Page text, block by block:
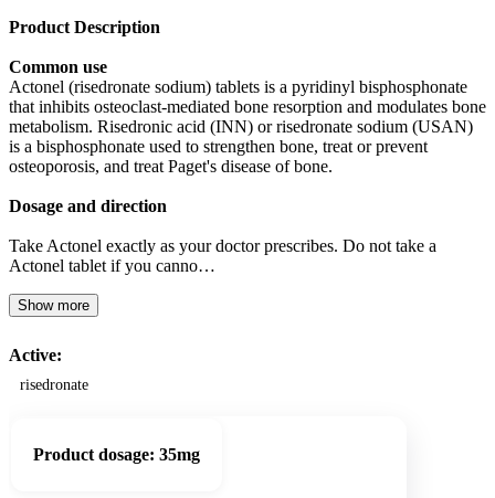
Product Description
Common use
Actonel (risedronate sodium) tablets is a pyridinyl bisphosphonate
that inhibits osteoclast-mediated bone resorption and modulates bone
metabolism. Risedronic acid (INN) or risedronate sodium (USAN)
is a bisphosphonate used to strengthen bone, treat or prevent
osteoporosis, and treat Paget's disease of bone.
Dosage and direction
Take Actonel exactly as your doctor prescribes. Do not take a
Actonel tablet if you canno…
Show more
Active:
risedronate
Product dosage: 35mg